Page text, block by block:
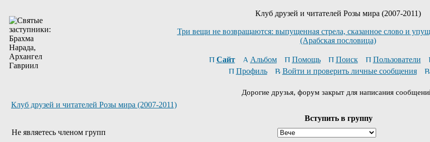
Клуб друзей и читателей Розы мира (2007-2011)
Три вещи не возвращаются: выпущенная стрела, сказанное слово и
(Арабская пословица)
Сайт Альбом Помощь Поиск Пользователи
Профиль
Войти и проверить личные сообщения
Дорогие друзья, форум закрыт для написания
Клуб друзей и читателей Розы мира (2007-2011)
Вступить в группу
Не являетесь членом групп